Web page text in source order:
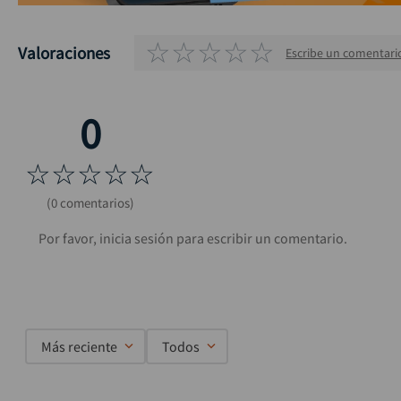
Valoraciones ☆☆☆☆☆ Escribe un
☆☆☆☆☆
(0 comentarios)
Más reciente Todos